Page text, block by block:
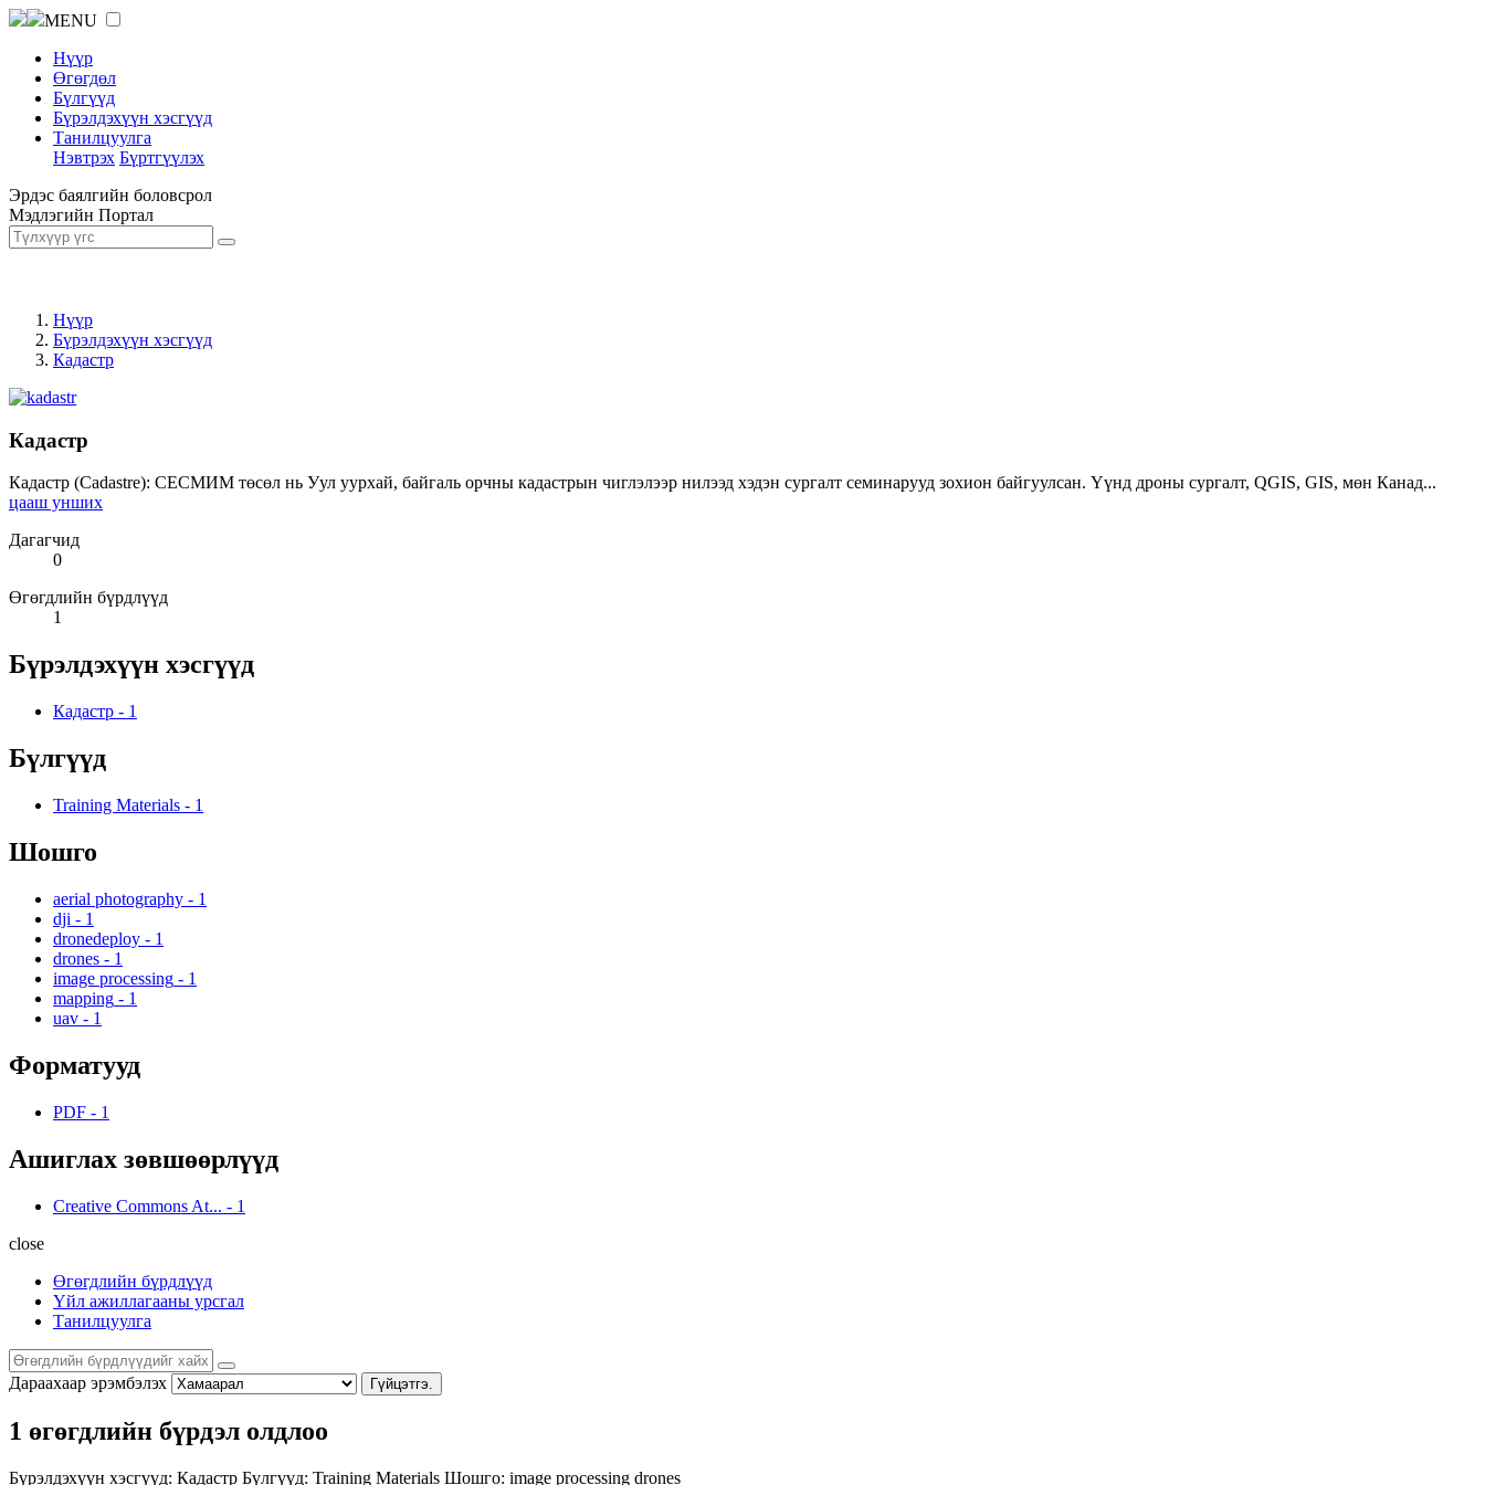
MENU
Нүүр
Өгөгдөл
Бүлгүүд
Бүрэлдэхүүн хэсгүүд
Танилцуулга
Нэвтрэх Бүртгүүлэх
Эрдэс баялгийн боловсрол
Мэдлэгийн Портал
Нүүр
Бүрэлдэхүүн хэсгүүд
Кадастр
Кадастр
Кадастр (Cadastre): СЕСМИМ төсөл нь Уул уурхай, байгаль орчны кадастрын чиглэлээр нилээд хэдэн сургалт семинарууд зохион байгуулсан. Үүнд дроны сургалт, QGIS, GIS, мөн Канад...
цааш унших
Дагагчид
0
Өгөгдлийн бүрдлүүд
1
Бүрэлдэхүүн хэсгүүд
Кадастр - 1
Бүлгүүд
Training Materials - 1
Шошго
aerial photography - 1
dji - 1
dronedeploy - 1
drones - 1
image processing - 1
mapping - 1
uav - 1
Форматууд
PDF - 1
Ашиглах зөвшөөрлүүд
Creative Commons At... - 1
close
Өгөгдлийн бүрдлүүд
Үйл ажиллагааны урсгал
Танилцуулга
Дараахаар эрэмбэлэх Гүйцэтгэ.
1 өгөгдлийн бүрдэл олдлоо
Бүрэлдэхүүн хэсгүүд: Кадастр Бүлгүүд: Training Materials Шошго: image processing drones